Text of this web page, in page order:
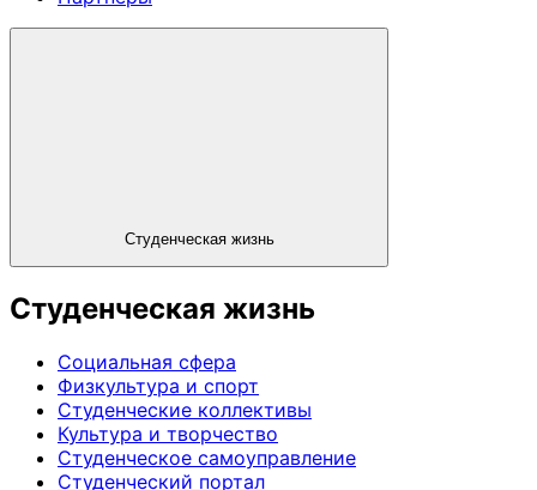
Студенческая жизнь
Студенческая жизнь
Социальная сфера
Физкультура и спорт
Студенческие коллективы
Культура и творчество
Студенческое самоуправление
Студенческий портал